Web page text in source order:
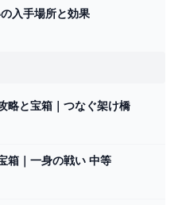
入手場所と効果
略と宝箱｜つなぐ架け橋
箱｜一身の戦い 中等